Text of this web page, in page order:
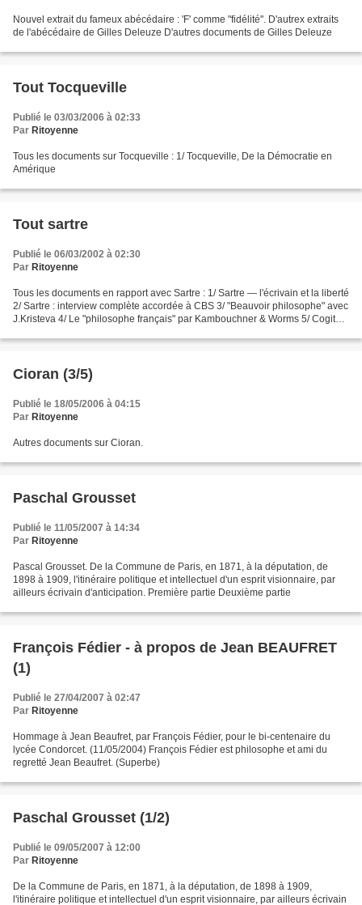
Nouvel extrait du fameux abécédaire : 'F' comme "fidélité". D'autrex extraits
de l'abécédaire de Gilles Deleuze D'autres documents de Gilles Deleuze
Tout Tocqueville
Publié le 03/03/2006 à 02:33
Par Ritoyenne
Tous les documents sur Tocqueville : 1/ Tocqueville, De la Démocratie en
Amérique
Tout sartre
Publié le 06/03/2002 à 02:30
Par Ritoyenne
Tous les documents en rapport avec Sartre : 1/ Sartre — l'écrivain et la liberté
2/ Sartre : interview complète accordée à CBS 3/ "Beauvoir philosophe" avec
J.Kristeva 4/ Le "philosophe français" par Kambouchner & Worms 5/ Cogito
Cioran (3/5)
Publié le 18/05/2006 à 04:15
Par Ritoyenne
Autres documents sur Cioran.
Paschal Grousset
Publié le 11/05/2007 à 14:34
Par Ritoyenne
Pascal Grousset. De la Commune de Paris, en 1871, à la députation, de
1898 à 1909, l'itinéraire politique et intellectuel d'un esprit visionnaire, par
ailleurs écrivain d'anticipation. Première partie Deuxième partie
François Fédier - à propos de Jean BEAUFRET
(1)
Publié le 27/04/2007 à 02:47
Par Ritoyenne
Hommage à Jean Beaufret, par François Fédier, pour le bi-centenaire du
lycée Condorcet. (11/05/2004) François Fédier est philosophe et ami du
regretté Jean Beaufret. (Superbe)
Paschal Grousset (1/2)
Publié le 09/05/2007 à 12:00
Par Ritoyenne
De la Commune de Paris, en 1871, à la députation, de 1898 à 1909,
l'itinéraire politique et intellectuel d'un esprit visionnaire, par ailleurs écrivain